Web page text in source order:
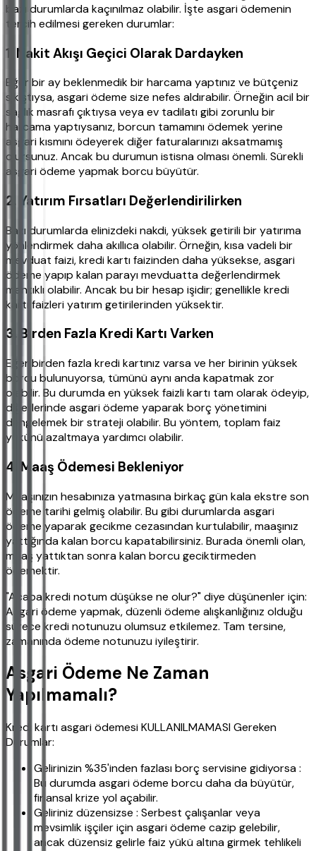
bazı durumlarda kaçınılmaz olabilir. İşte asgari ödemenin
tercih edilmesi gereken durumlar:
1. Nakit Akışı Geçici Olarak Dardayken
Eğer bir ay beklenmedik bir harcama yaptınız ve bütçeniz
sıkıştıysa, asgari ödeme size nefes aldırabilir. Örneğin acil bir
sağlık masrafı çıktıysa veya ev tadilatı gibi zorunlu bir
harcama yaptıysanız, borcun tamamını ödemek yerine
asgari kısmını ödeyerek diğer faturalarınızı aksatmamış
olursunuz. Ancak bu durumun istisna olması önemli. Sürekli
asgari ödeme yapmak borcu büyütür.
2. Yatırım Fırsatları Değerlendirilirken
Bazı durumlarda elinizdeki nakdi, yüksek getirili bir yatırıma
yönlendirmek daha akıllıca olabilir. Örneğin, kısa vadeli bir
mevduat faizi, kredi kartı faizinden daha yüksekse, asgari
ödeme yapıp kalan parayı mevduatta değerlendirmek
mantıklı olabilir. Ancak bu bir hesap işidir; genellikle kredi
kartı faizleri yatırım getirilerinden yüksektir.
3. Birden Fazla Kredi Kartı Varken
Eğer birden fazla kredi kartınız varsa ve her birinin yüksek
borcu bulunuyorsa, tümünü aynı anda kapatmak zor
olabilir. Bu durumda en yüksek faizli kartı tam olarak ödeyip,
diğerlerinde asgari ödeme yaparak borç yönetimini
dengelemek bir strateji olabilir. Bu yöntem, toplam faiz
yükünü azaltmaya yardımcı olabilir.
4. Maaş Ödemesi Bekleniyor
Maaşınızın hesabınıza yatmasına birkaç gün kala ekstre son
ödeme tarihi gelmiş olabilir. Bu gibi durumlarda asgari
ödeme yaparak gecikme cezasından kurtulabilir, maaşınız
yattığında kalan borcu kapatabilirsiniz. Burada önemli olan,
maaş yattıktan sonra kalan borcu geciktirmeden
ödemektir.
"Acaba kredi notum düşükse ne olur?" diye düşünenler için:
Asgari ödeme yapmak, düzenli ödeme alışkanlığınız olduğu
sürece kredi notunuzu olumsuz etkilemez. Tam tersine,
zamanında ödeme notunuzu iyileştirir.
Asgari Ödeme Ne Zaman
Yapılmamalı?
Kredi kartı asgari ödemesi KULLANILMAMASI Gereken
Durumlar:
Gelirinizin %35'inden fazlası borç servisine gidiyorsa :
Bu durumda asgari ödeme borcu daha da büyütür,
finansal krize yol açabilir.
Geliriniz düzensizse : Serbest çalışanlar veya
mevsimlik işçiler için asgari ödeme cazip gelebilir,
ancak düzensiz gelirle faiz yükü altına girmek tehlikeli